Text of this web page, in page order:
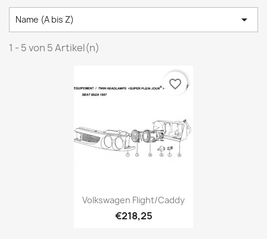
Name (A bis Z) 
1 - 5 von 5 Artikel(n)
Volkswagen Flight/Caddy
€218,25
favorite_border